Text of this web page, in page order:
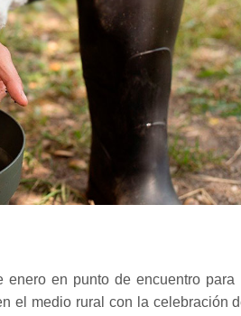
en punto de encuentro para
el medio rural con la celebración